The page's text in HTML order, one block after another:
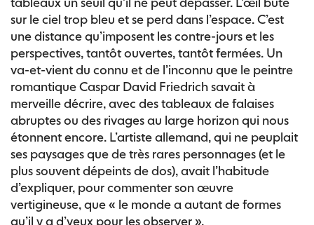
sur le ciel trop bleu et se perd dans l’espace. C’est
une distance qu’imposent les contre-jours et les
perspectives, tantôt ouvertes, tantôt fermées. Un
va-et-vient du connu et de l’inconnu que le peintre
romantique Caspar David Friedrich savait à
merveille décrire, avec des tableaux de falaises
abruptes ou des rivages au large horizon qui nous
étonnent encore. L’artiste allemand, qui ne peuplait
ses paysages que de très rares personnages (et le
plus souvent dépeints de dos), avait l’habitude
d’expliquer, pour commenter son œuvre
vertigineuse, que « le monde a autant de formes
qu’il y a d’yeux pour les observer ».